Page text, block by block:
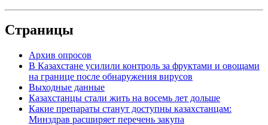
Страницы
Архив опросов
В Казахстане усилили контроль за фруктами и овощами
на границе после обнаружения вирусов
Выходные данные
Казахстанцы стали жить на восемь лет дольше
Какие препараты станут доступны казахстанцам:
Минздрав расширяет перечень закупа